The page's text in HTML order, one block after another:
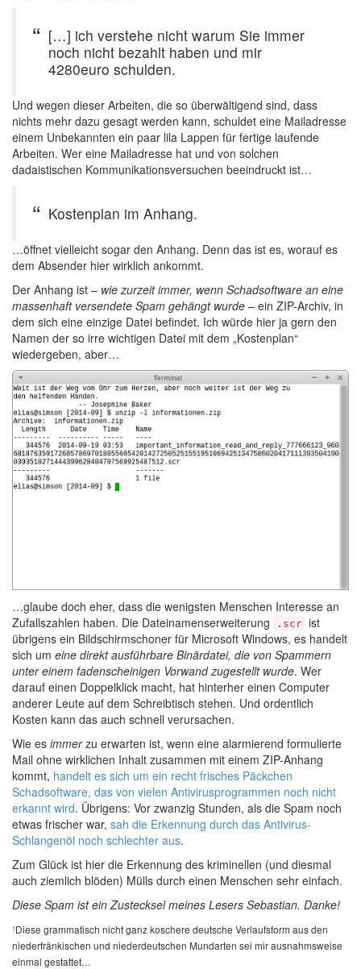
[…] ich verstehe nicht warum Sie immer
noch nicht bezahlt haben und mir
4280euro schulden.
Und wegen dieser Arbeiten, die so überwältigend sind, dass
nichts mehr dazu gesagt werden kann, schuldet eine Mailadresse
einem Unbekannten ein paar lila Lappen für fertige laufende
Arbeiten. Wer eine Mailadresse hat und von solchen
dadaistischen Kommunikationsversuchen beeindruckt ist…
Kostenplan im Anhang.
…öffnet vielleicht sogar den Anhang. Denn das ist es, worauf es
dem Absender hier wirklich ankommt.
Der Anhang ist – wie zurzeit immer, wenn Schadsoftware an eine
massenhaft versendete Spam gehängt wurde – ein ZIP-Archiv, in
dem sich eine einzige Datei befindet. Ich würde hier ja gern den
Namen der so irre wichtigen Datei mit dem „Kostenplan“
wiedergeben, aber…
…glaube doch eher, dass die wenigsten Menschen Interesse an
Zufallszahlen haben. Die Dateinamenserweiterung
.scr ist
übrigens ein Bildschirmschoner für Microsoft Windows, es handelt
sich um eine direkt ausführbare Binärdatei, die von Spammern
unter einem fadenscheinigen Vorwand zugestellt wurde. Wer
darauf einen Doppelklick macht, hat hinterher einen Computer
anderer Leute auf dem Schreibtisch stehen. Und ordentlich
Kosten kann das auch schnell verursachen.
Wie es immerzu erwarten ist, wenn eine alarmierend formulierte
Mail ohne wirklichen Inhalt zusammen mit einem ZIP-Anhang
kommt, handelt es sich um ein recht frisches Päckchen
Schadsoftware, das von vielen Antivirusprogrammen noch nicht
erkannt wird. Übrigens: Vor zwanzig Stunden, als die Spam noch
etwas frischer war, sah die Erkennung durch das Antivirus-
Schlangenöl noch schlechter aus.
Zum Glück ist hier die Erkennung des kriminellen (und diesmal
auch ziemlich blöden) Mülls durch einen Menschen sehr einfach.
Diese Spam ist ein Zustecksel meines Lesers Sebastian. Danke!
¹Diese grammatisch nicht ganz koschere deutsche Verlaufsform aus den
niederfränkischen und niederdeutschen Mundarten sei mir ausnahmsweise
einmal gestattet…